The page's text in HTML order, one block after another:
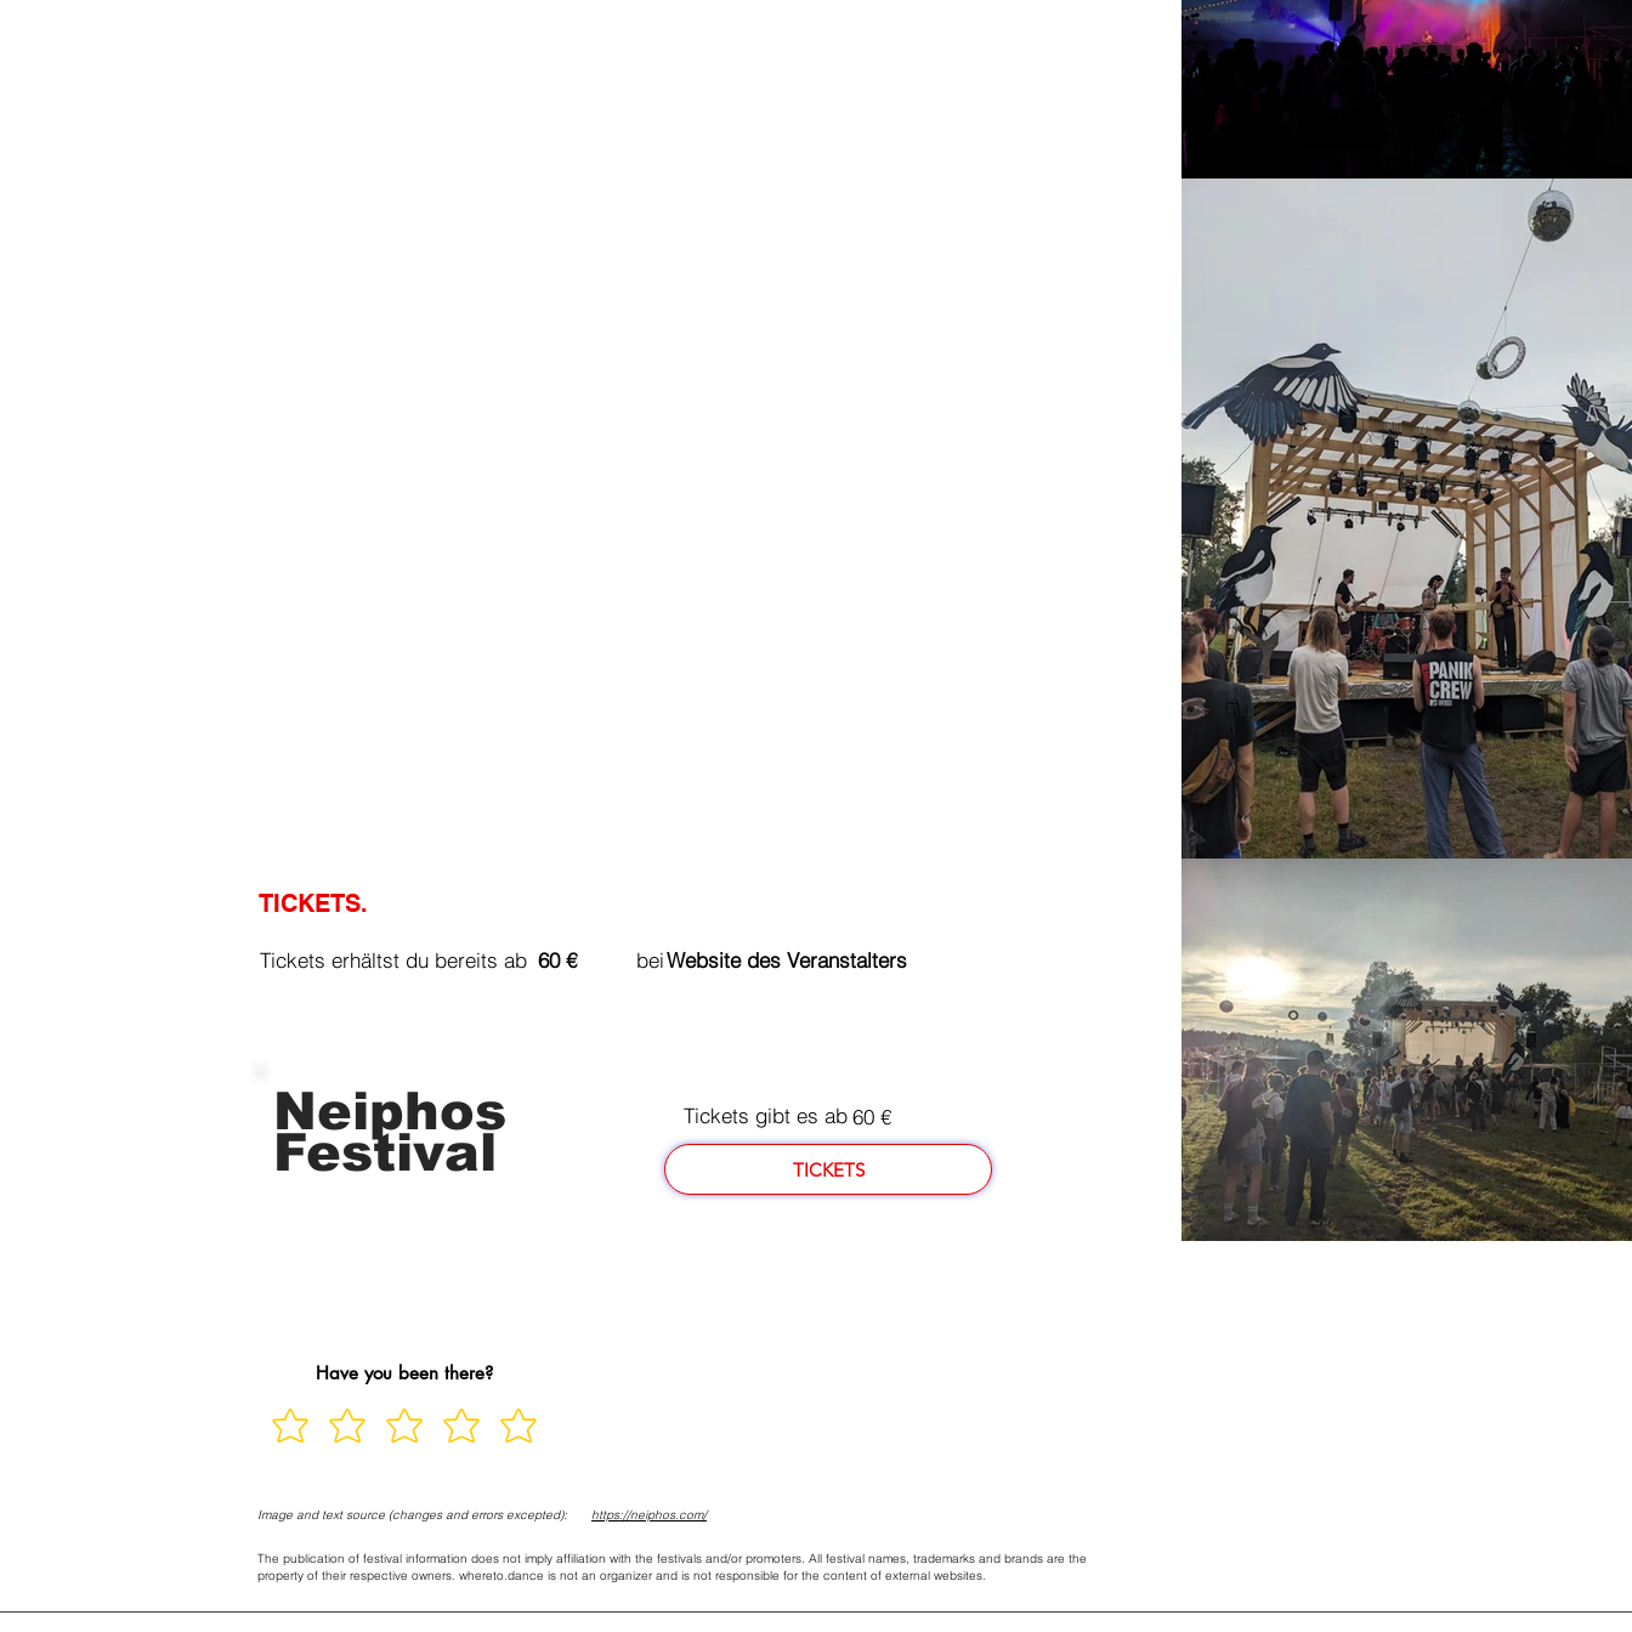
TICKETS.
Tickets erhältst du bereits ab bei
60 € Website des Veranstalters
Neiphos
Festival
Tickets gibt es ab60 €
TICKETS
Have you been there?
Image and text source (changes and errors excepted): https://neiphos.com/
The publication of festival information does not imply affiliation with the festivals and/or promoters. All festival names, trademarks and brands are the
property of their respective owners. whereto.dance is not an organizer and is not responsible for the content of external websites.